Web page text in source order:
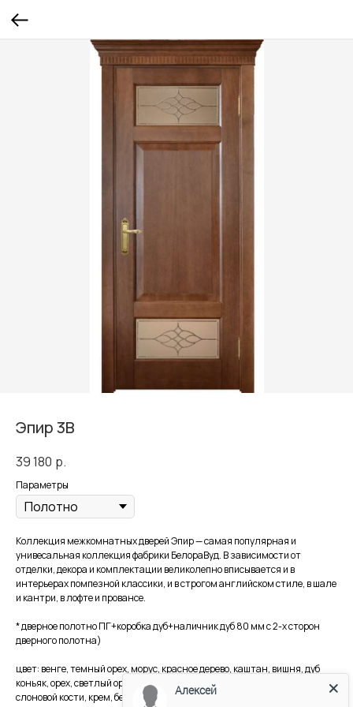
Эпир 3В
39 180 р.
Параметры
Коллекция межкомнатных дверей Эпир — самая популярная и
унивесальная коллекция фабрики БелораВуд. В зависимости от
отделки, декора и комплектации великолепно вписывается и в
интерьерах помпезной классики, и в строгом английском стиле, в шале
и кантри, в лофте и провансе.
* дверное полотно ПГ+коробка дуб+наличник дуб 80 мм с 2-х сторон
дверного полотна)
цвет: венге, темный орех, морус, красное дерево, каштан, вишня, дуб
коньяк, орех, светлый орех, анегри, старый дуб, седой дуб, беленый дуб,
слоновой кости, крем, белый,белый дуб кантри, снег кантри, дуб
Алексей